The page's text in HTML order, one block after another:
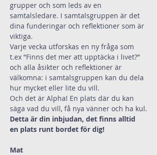
grupper och som leds av en
samtalsledare. I samtalsgruppen är det
dina funderingar och reflektioner som är
viktiga.
Varje vecka utforskas en ny fråga som
t.ex ”Finns det mer att upptäcka i livet?”
och alla åsikter och reflektioner är
välkomna: i samtalsgruppen kan du dela
hur mycket eller lite du vill.
Och det är Alpha! En plats där du kan
säga vad du vill, få nya vänner och ha kul.
Detta är din inbjudan, det finns alltid
en plats runt bordet för dig!
Mat